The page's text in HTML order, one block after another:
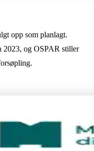
opp som planlagt.
2023, og OSPAR stiller